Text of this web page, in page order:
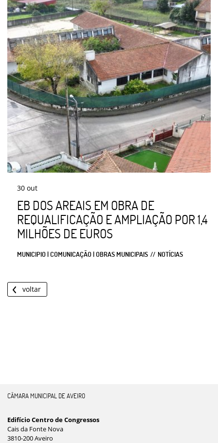
30 out
EB DOS AREAIS EM OBRA DE
REQUALIFICAÇÃO E AMPLIAÇÃO POR 1,4
MILHÕES DE EUROS
MUNICIPIO | COMUNICAÇÃO | OBRAS MUNICIPAIS NOTÍCIAS
voltar
CÂMARA MUNICIPAL DE AVEIRO
Edifício Centro de Congressos
Cais da Fonte Nova
3810-200 Aveiro